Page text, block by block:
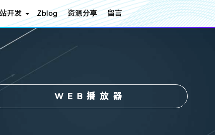
开发 Zblog 资源分享 留言
WEB播放器